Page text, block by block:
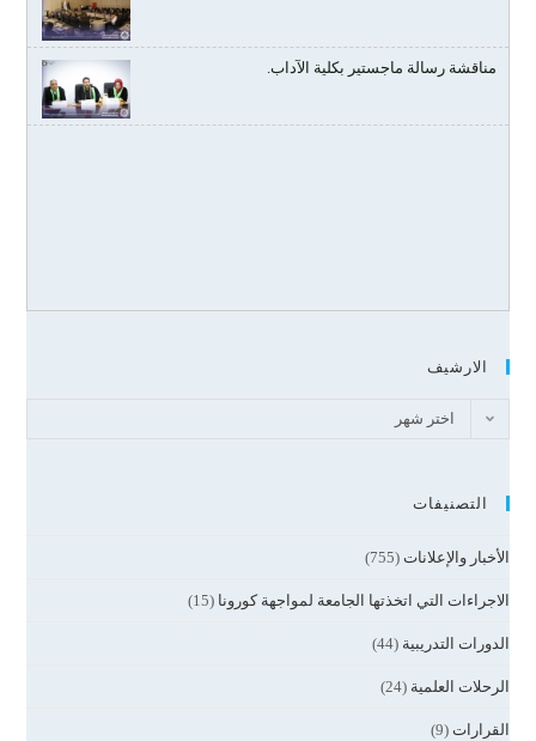
مناقشة رسالة ماجستير بكلية الآداب.
الارشيف
اختر شهر
التصنيفات
الأخبار والإعلانات (755)
الاجراءات التي اتخذتها الجامعة لمواجهة كورونا (15)
الدورات التدريبية (44)
الرحلات العلمية (24)
القرارات (9)